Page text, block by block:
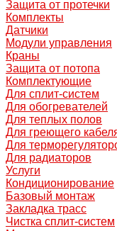
Защита от протечки
Комплекты
Датчики
Модули управления
Краны
Защита от потопа
Комплектующие
Для сплит-систем
Для обогревателей
Для теплых полов
Для греющего
Для
Для радиаторов
Услуги
Кондиционирование
Базовый монтаж
Закладка трасс
Чистка сплит-систем